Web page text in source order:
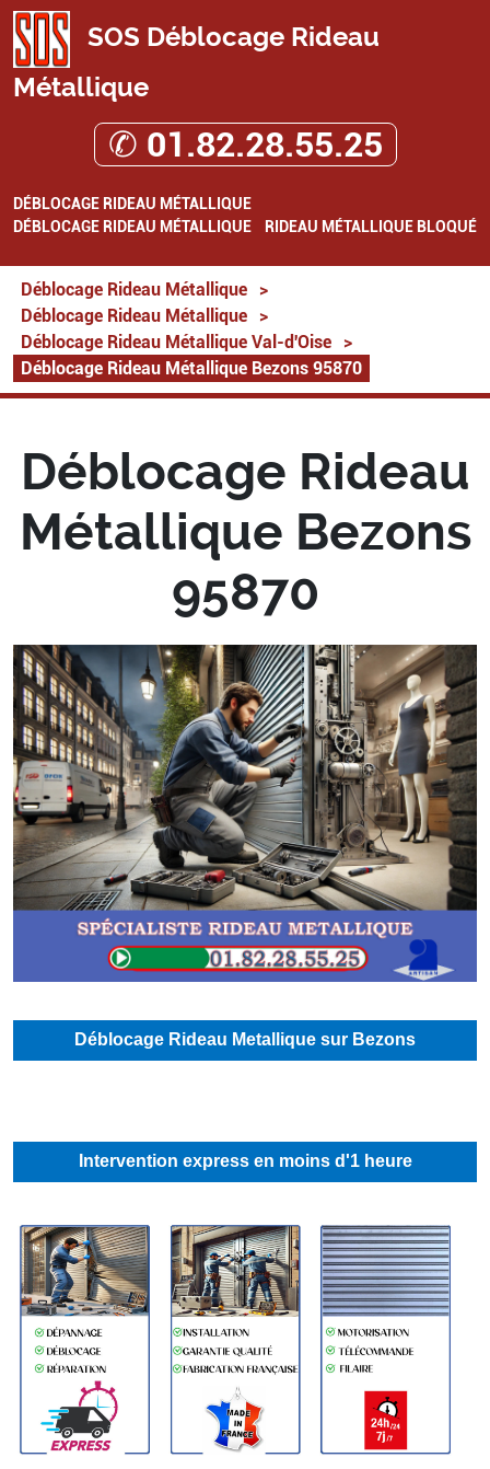
SOS Déblocage Rideau
Métallique
✆ 01.82.28.55.25
DÉBLOCAGE RIDEAU MÉTALLIQUE
DÉBLOCAGE RIDEAU MÉTALLIQUE
RIDEAU MÉTALLIQUE BLOQUÉ
Déblocage Rideau Métallique
>
Déblocage Rideau Métallique
>
Déblocage Rideau Métallique Val-d'Oise
>
Déblocage Rideau Métallique Bezons 95870
Déblocage Rideau
Métallique Bezons
95870
Déblocage Rideau Metallique sur Bezons
Intervention express en moins d'1 heure